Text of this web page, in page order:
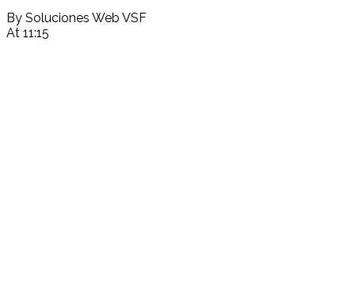
By Soluciones Web VSF
At 11:15